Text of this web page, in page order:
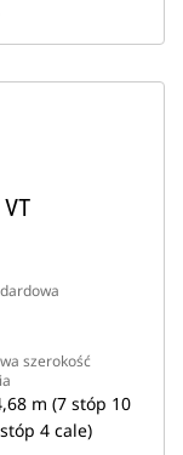
szerokość
m (7 stóp 10
4 cale)